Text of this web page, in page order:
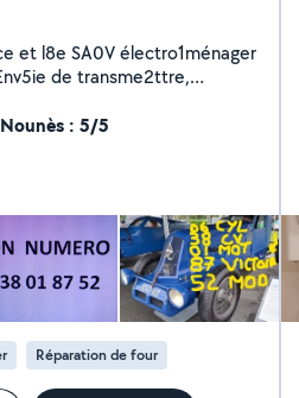
et l8e SA0V électro1ménager
de transme2ttre,
: 5/5
Réparation de four